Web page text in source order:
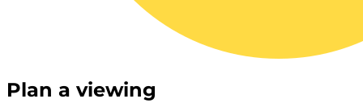
Plan a viewing